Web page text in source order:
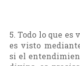
5. Todo lo que
es visto
si el